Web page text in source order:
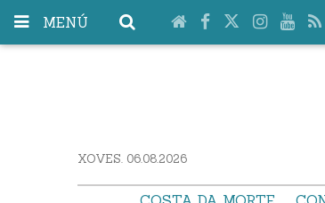
MENÚ
XOVES. 06.08.2026